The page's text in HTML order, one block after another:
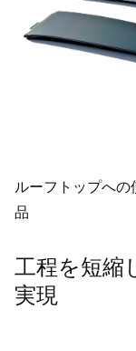
ルーフトップへ
品
工程を短縮
実現